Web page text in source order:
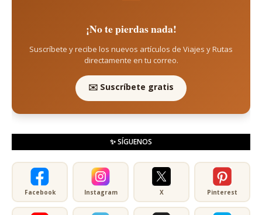
¡No te pierdas nada!
Suscríbete y recibe los nuevos artículos de Viajes y Rutas
directamente en tu correo.
✉️ Suscríbete gratis
✨ SÍGUENOS
Facebook Instagram X Pinterest